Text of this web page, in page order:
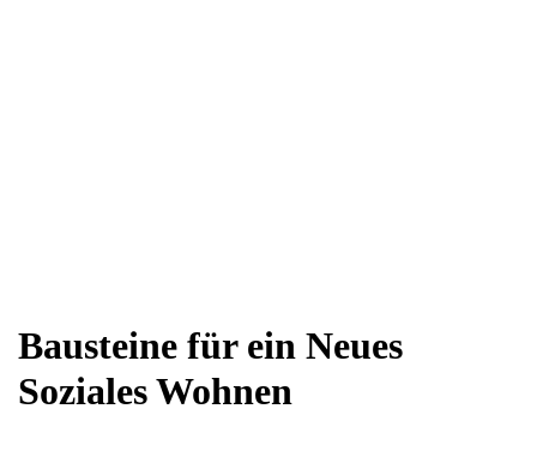
Bausteine für ein Neues
Soziales Wohnen